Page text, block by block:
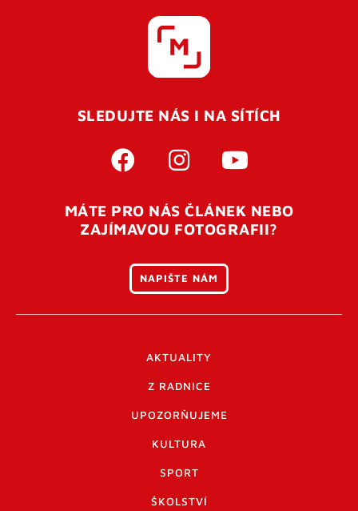
SLEDUJTE NÁS I NA SÍTÍCH
MÁTE PRO NÁS ČLÁNEK NEBO
ZAJÍMAVOU FOTOGRAFII?
NAPIŠTE NÁM
AKTUALITY
Z RADNICE
UPOZORŇUJEME
KULTURA
SPORT
ŠKOLSTVÍ